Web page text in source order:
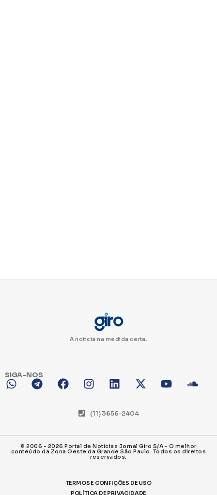
A notícia na medida certa.
SIGA-NOS
(11) 3656-2404
© 2006 - 2026 Portal de Notícias Jornal Giro S/A - O melhor
conteúdo da Zona Oeste da Grande São Paulo. Todos os direitos
reservados.
TERMOS E CONFIÇÕES DE USO
POLÍTICA DE PRIVACIDADE